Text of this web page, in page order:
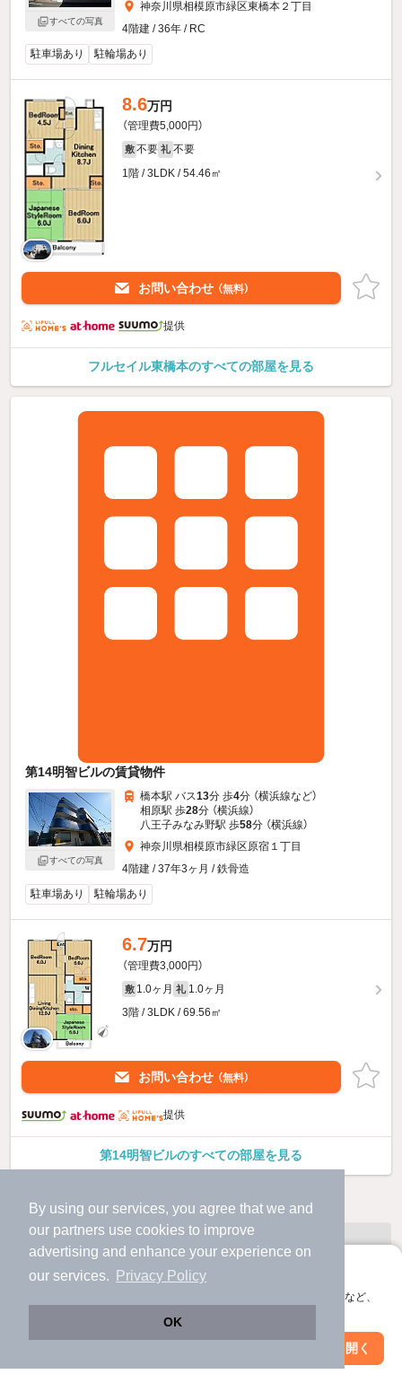
By using our services, you agree that we and
our partners use cookies to improve
advertising and enhance your experience on
our services.
Privacy Policy
OK
アプリに切り替えて、サクサクお部屋探し
会員登録なしですぐ使える。マップ検索やお気に入り保存など、
アプリを開く
すべての写真
神奈川県相模原市緑区東橋本２丁目
4階建 / 36年 / RC
駐車場あり
駐輪場あり
8.6万円
（管理費5,000円）
敷 不要 礼 不要
1階 / 3LDK / 54.46㎡
お問い合わせ （無料）
提供
フルセイル東橋本のすべての部屋を見る
第14明智ビルの賃貸物件
すべての写真
橋本駅 バス13分 歩4分 （横浜線など）
相原駅 歩28分 （横浜線）
八王子みなみ野駅 歩58分 （横浜線）
神奈川県相模原市緑区原宿１丁目
4階建 / 37年3ヶ月 / 鉄骨造
駐車場あり
駐輪場あり
6.7万円
（管理費3,000円）
敷 1.0ヶ月 礼 1.0ヶ月
3階 / 3LDK / 69.56㎡
お問い合わせ （無料）
提供
第14明智ビルのすべての部屋を見る
他の人はこんな条件で絞り込んでいます！
人気のこだわり条件
駐車場あり ペット相談
絞り込み条件を変更